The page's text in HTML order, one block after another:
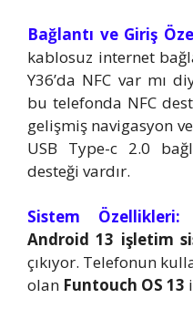
Bağlantı ve Giriş
kablosuz internet
Y36’da NFC var mı
bu telefonda NFC
gelişmiş navigasyon
USB Type-c 2.0
desteği vardır.
Sistem Özellikleri:
Android 13 işletim
çıkıyor. Telefonun
olan Funtouch OS 13